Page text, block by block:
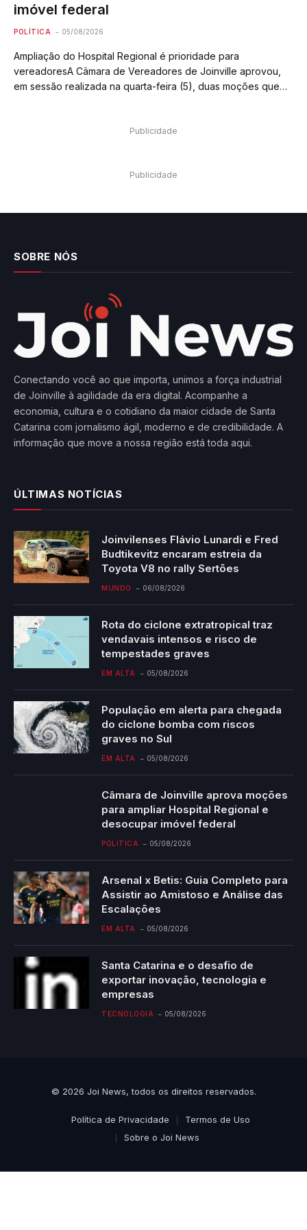
imóvel federal
POLÍTICA 05/08/2026
Ampliação do Hospital Regional é prioridade para
vereadoresA Câmara de Vereadores de Joinville aprovou,
em sessão realizada na quarta-feira (5), duas moções que
Publicidade
Publicidade
SOBRE NÓS
Conectando você ao que importa, unimos a força industrial
de Joinville à agilidade da era digital. Acompanhe a
economia, cultura e o cotidiano da maior cidade de Santa
Catarina com jornalismo ágil, moderno e de credibilidade. A
informação que move a nossa região está toda aqui.
ÚLTIMAS NOTÍCIAS
Joinvilenses Flávio Lunardi e Fred
Budtikevitz encaram estreia da
Toyota V8 no rally Sertões
MUNDO 06/08/2026
Rota do ciclone extratropical traz
vendavais intensos e risco de
tempestades graves
EM ALTA 05/08/2026
População em alerta para chegada
do ciclone bomba com riscos
graves no Sul
EM ALTA 05/08/2026
Câmara de Joinville aprova moções
para ampliar Hospital Regional e
desocupar imóvel federal
POLÍTICA 05/08/2026
Arsenal x Betis: Guia Completo para
Assistir ao Amistoso e Análise das
Escalações
EM ALTA 05/08/2026
Santa Catarina e o desafio de
exportar inovação, tecnologia e
empresas
TECNOLOGIA 05/08/2026
© 2026 Joi News, todos os direitos reservados.
Política de Privacidade
Termos de Uso
Sobre o Joi News